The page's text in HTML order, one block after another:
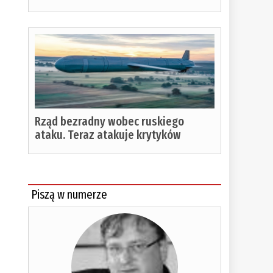
Rząd bezradny wobec ruskiego
ataku. Teraz atakuje krytyków
Piszą w numerze